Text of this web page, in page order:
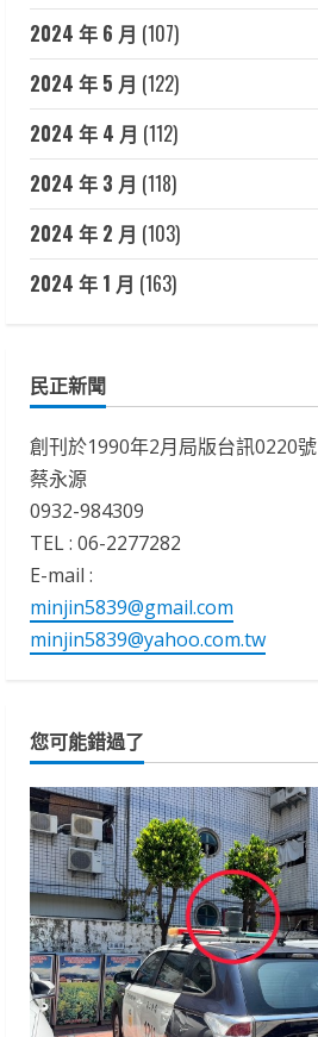
2024 年 6 月 (107)
2024 年 5 月 (122)
2024 年 4 月 (112)
2024 年 3 月 (118)
2024 年 2 月 (103)
2024 年 1 月 (163)
民正新聞
創刊於1990年2月局版台訊0220號
蔡永源
0932-984309
TEL : 06-2277282
E-mail :
minjin5839@gmail.com
minjin5839@yahoo.com.tw
您可能錯過了